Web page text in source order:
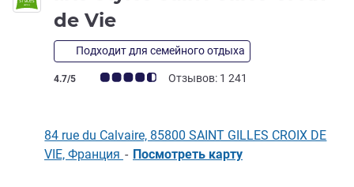
de Vie
Подходит для семейного отдыха
Примечание: отзывы клиентов (Рейтинг ALL)
4.7/5 Отзывов: 1 241
84 rue du Calvaire, 85800 SAINT GILLES CROIX DE
VIE, Франция - Посмотреть карту